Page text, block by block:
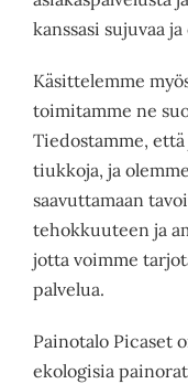
kanssasi sujuvaa
Käsittelemme
toimitamme ne
Tiedostamme,
tiukkoja, ja
saavuttamaan
tehokkuuteen ja
jotta voimme
palvelua.
Painotalo Picaset
ekologisia